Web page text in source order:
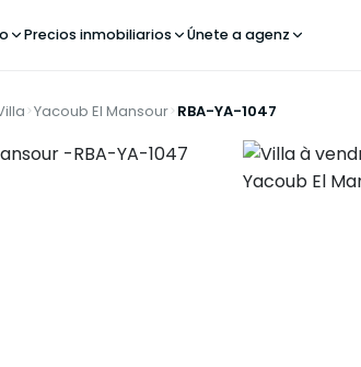
Precios inmobiliarios Únete a agenz
Yacoub El Mansour RBA-YA-1047